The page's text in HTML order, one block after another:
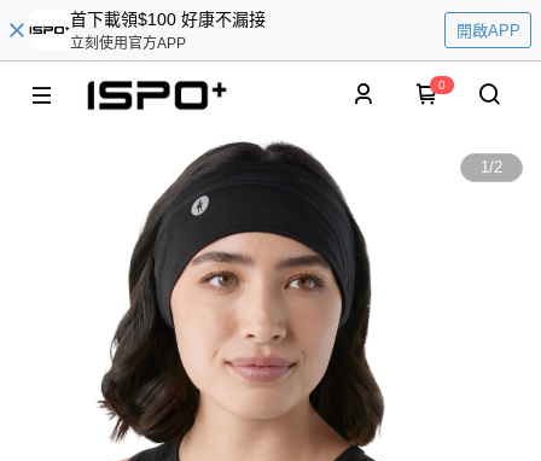
首下載領$100 好康不漏接
立刻使用官方APP
開啟APP
0
1/2